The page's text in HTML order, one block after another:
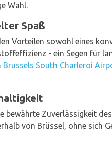
Wahl.
Spaß
Vorteilen sowohl eines
- ein Segen für
South Charleroi
bewährte Zuverlässigkeit
von Brüssel, ohne sich